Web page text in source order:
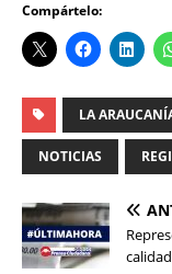
Compártelo:
LA
NOTICIAS